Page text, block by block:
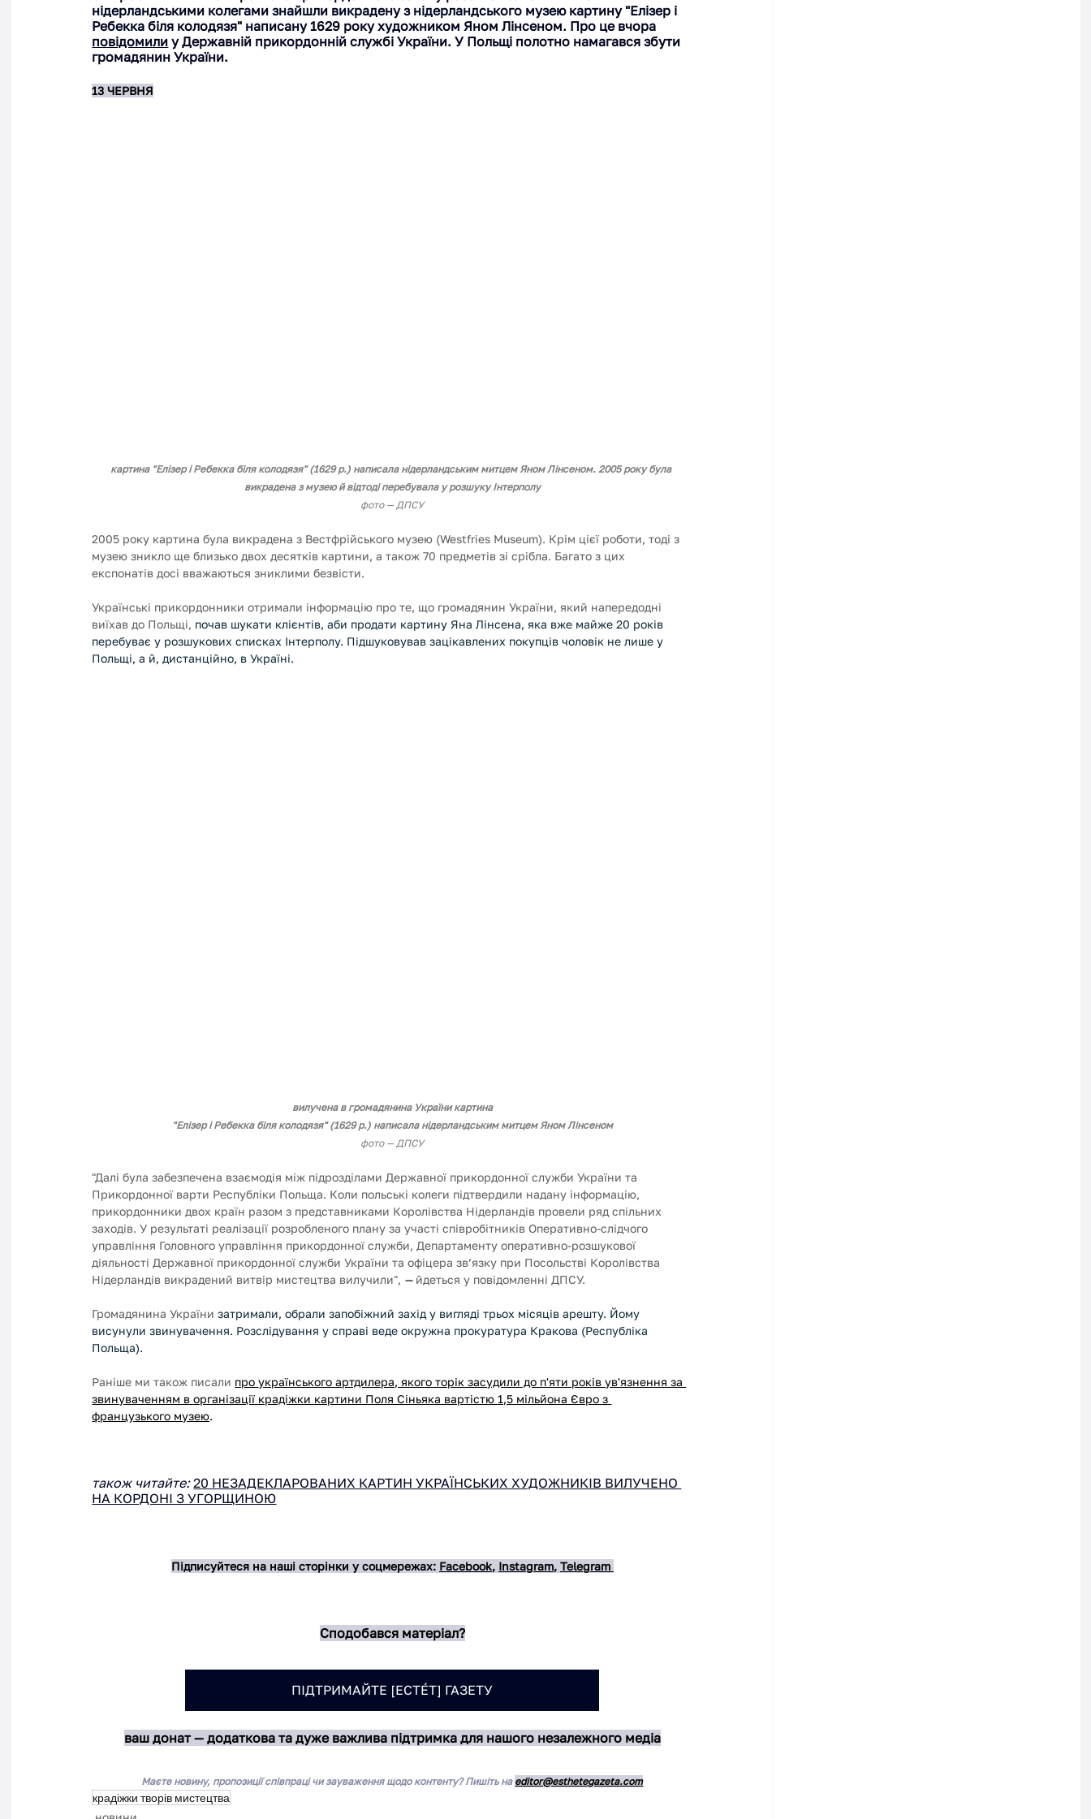
нідерландськими колегами знайшли викрадену з нідерландського музею картину "Елізер і
Ребекка біля колодязя" написану 1629 року художником Яном Лінсеном. Про це вчора
повідомили у Державній прикордонній службі України. У Польщі полотно намагався збути
громадянин України.
13 ЧЕРВНЯ
картина "Елізер і Ребекка біля колодязя" (1629 р.) написала нідерландським митцем Яном Лінсеном. 2005 року була
викрадена з музею й відтоді перебувала у розшуку Інтерполу
фото — ДПСУ
2005 року картина була викрадена з Вестфрійського музею (Westfries Museum). Крім цієї роботи, тоді з
музею зникло ще близько двох десятків картини, а також 70 предметів зі срібла. Багато з цих
експонатів досі вважаються зниклими безвісти.
Українські прикордонники отримали інформацію про те, що громадянин України, який напередодні
виїхав до Польщі, почав шукати клієнтів, аби продати картину Яна Лінсена, яка вже майже 20 років
перебуває у розшукових списках Інтерполу. Підшуковував зацікавлених покупців чоловік не лише у
Польщі, а й, дистанційно, в Україні.
вилучена в громадянина України картина
"Елізер і Ребекка біля колодязя" (1629 р.) написала нідерландським митцем Яном Лінсеном
фото — ДПСУ
"Далі була забезпечена взаємодія між підрозділами Державної прикордонної служби України та
Прикордонної варти Республіки Польща. Коли польські колеги підтвердили надану інформацію,
прикордонники двох країн разом з представниками Королівства Нідерландів провели ряд спільних
заходів. У результаті реалізації розробленого плану за участі співробітників Оперативно-слідчого
управління Головного управління прикордонної служби, Департаменту оперативно-розшукової
діяльності Державної прикордонної служби України та офіцера зв’язку при Посольстві Королівства
Нідерландів викрадений витвір мистецтва вилучили", — йдеться у повідомленні ДПСУ.
Громадянина України затримали, обрали запобіжний захід у вигляді трьох місяців арешту. Йому
висунули звинувачення. Розслідування у справі веде окружна прокуратура Кракова (Республіка
Польща).
Раніше ми також писали про українського артдилера, якого торік засудили до п'яти років ув'язнення за
звинуваченням в організації крадіжки картини Поля Сіньяка вартістю 1,5 мільйона Євро з
французького музею.
також читайте: 20 НЕЗАДЕКЛАРОВАНИХ КАРТИН УКРАЇНСЬКИХ ХУДОЖНИКІВ ВИЛУЧЕНО
НА КОРДОНІ З УГОРЩИНОЮ
Підписуйтеся на наші сторінки у соцмережах: Facebook, Instagram, Telegram
Сподобався матеріал?
ПІДТРИМАЙТЕ [ЕСТÉТ] ГАЗЕТУ
ваш донат — додаткова та дуже важлива підтримка для нашого незалежного медіа
Маєте новину, пропозиції співпраці чи зауваження щодо контенту? Пишіть на editor@esthetegazeta.com
крадіжки творів мистецтва